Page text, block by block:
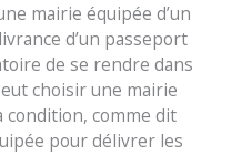
mairie équipée d’un
d’un passeport
de se rendre dans
choisir une mairie
comme dit
pour délivrer les